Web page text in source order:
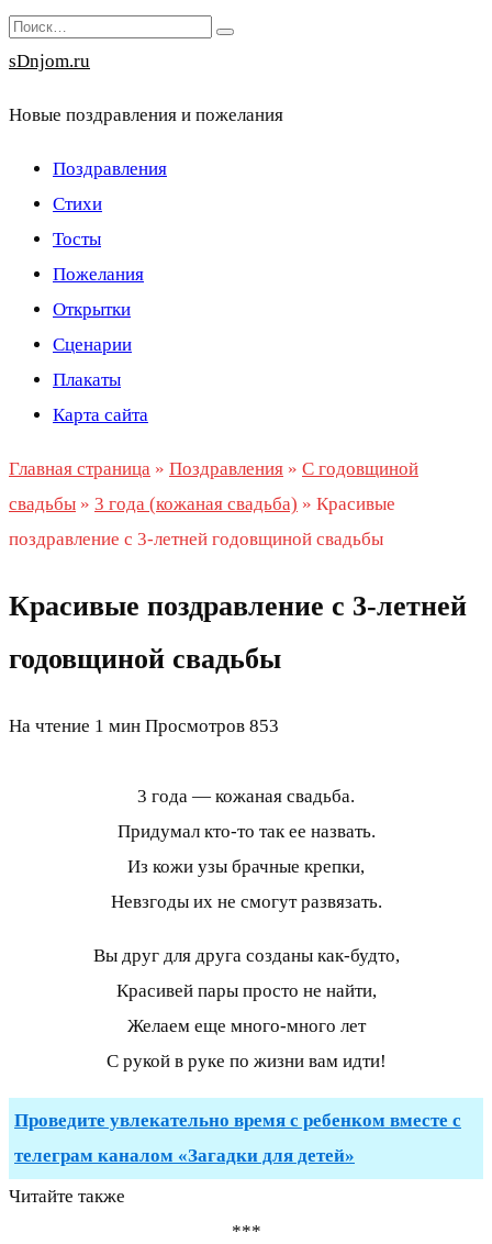
Перейти
к
Search
for:
sDnjom.ru
Новые поздравления и пожелания
Поздравления
Стихи
Тосты
Пожелания
Открытки
Сценарии
Плакаты
Карта сайта
Главная страница » Поздравления » С годовщиной
свадьбы » 3 года (кожаная свадьба) » Красивые
поздравление с 3-летней годовщиной свадьбы
Красивые поздравление с 3-летней
годовщиной свадьбы
На чтение 1 мин Просмотров 853
3 года — кожаная свадьба.
Придумал кто-то так ее назвать.
Из кожи узы брачные крепки,
Невзгоды их не смогут развязать.
Вы друг для друга созданы как-будто,
Красивей пары просто не найти,
Желаем еще много-много лет
С рукой в руке по жизни вам идти!
Проведите увлекательно время с ребенком вместе с
телеграм каналом «Загадки для детей»
Читайте также
***